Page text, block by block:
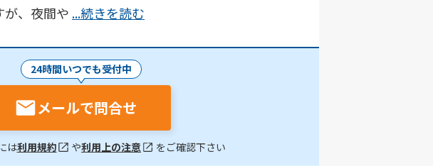
が、夜間や ...続きを読む
24時間いつでも受付中
メールで問合せ
は利用規約 や利用上の注意 をご確認下さい